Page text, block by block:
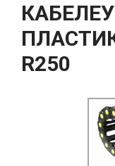
R250